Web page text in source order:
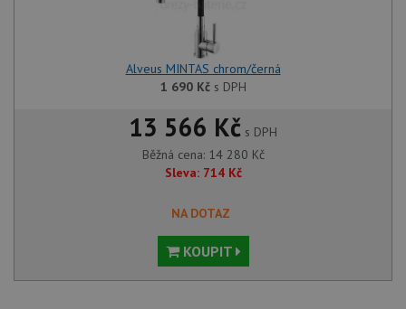
Alveus MINTAS chrom/černá
1 690 Kčs DPH
13 566 Kč s DPH
Běžná cena: 14 280 Kč
Sleva: 714 Kč
NA DOTAZ
KOUPIT